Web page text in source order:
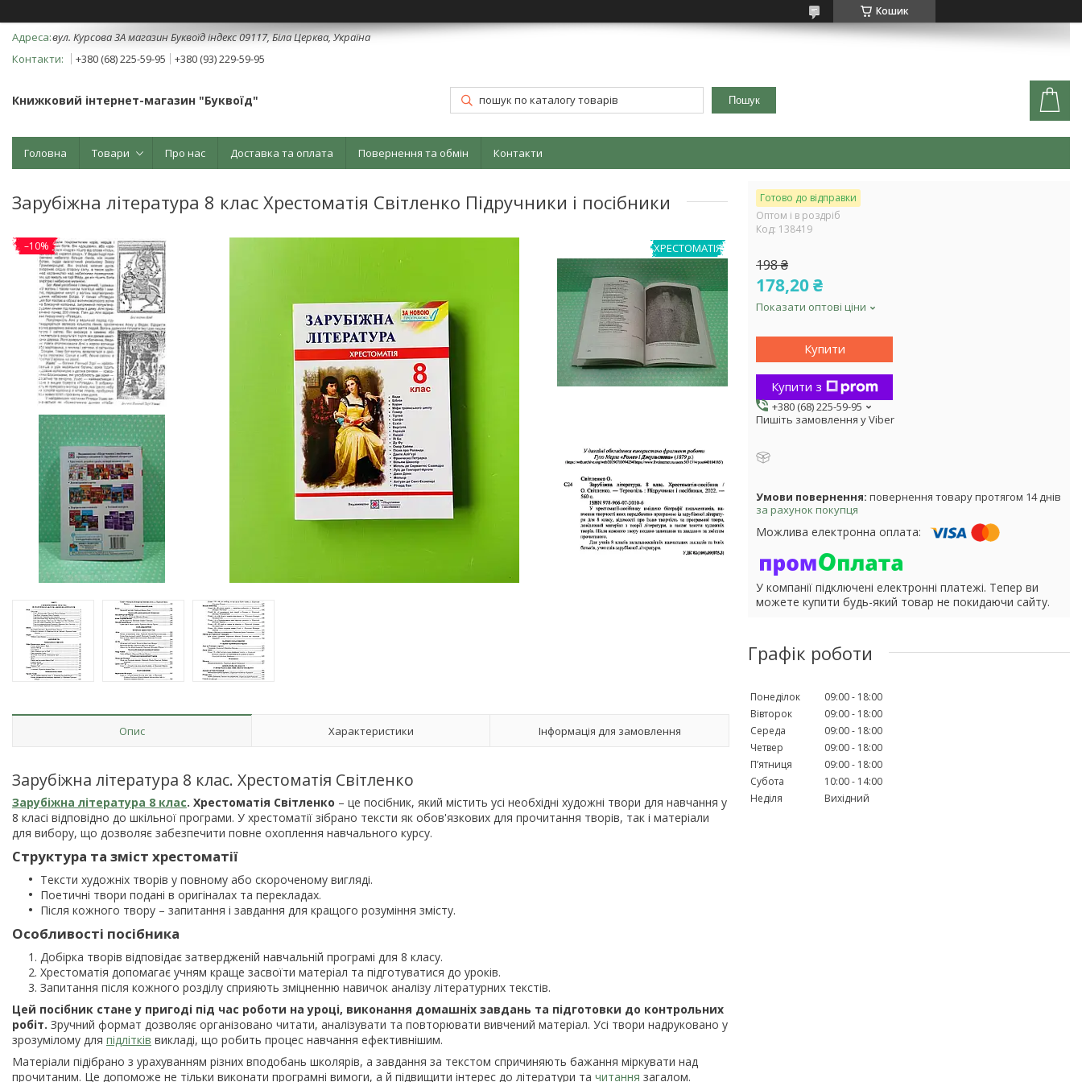
Кошик
вул. Курсова 3А магазин Буквоїд індекс 09117, Біла Церква, Україна
+380 (68) 225-59-95
+380 (93) 229-59-95
Книжковий інтернет-магазин "Буквоїд" Пошук
Головна Товари Про нас Доставка та оплата Повернення та обмін Контакти
Зарубіжна література 8 клас Хрестоматія Світленко Підручники і посібники
ХРЕСТОМАТІЯ
–10%
Опис Характеристики Інформація для замовлення
Зарубіжна література 8 клас. Хрестоматія Світленко
Зарубіжна література 8 клас. Хрестоматія Світленко – це посібник, який містить усі необхідні художні твори для навчання у
8 класі відповідно до шкільної програми. У хрестоматії зібрано тексти як обов'язкових для прочитання творів, так і матеріали
для вибору, що дозволяє забезпечити повне охоплення навчального курсу.
Структура та зміст хрестоматії
Тексти художніх творів у повному або скороченому вигляді.
Поетичні твори подані в оригіналах та перекладах.
Після кожного твору – запитання і завдання для кращого розуміння змісту.
Особливості посібника
Добірка творів відповідає затвердженій навчальній програмі для 8 класу.
Хрестоматія допомагає учням краще засвоїти матеріал та підготуватися до уроків.
Запитання після кожного розділу сприяють зміцненню навичок аналізу літературних текстів.
Цей посібник стане у пригоді під час роботи на уроці, виконання домашніх завдань та підготовки до контрольних
робіт. Зручний формат дозволяє організовано читати, аналізувати та повторювати вивчений матеріал. Усі твори надруковано у
зрозумілому для підлітків викладі, що робить процес навчання ефективнішим.
Матеріали підібрано з урахуванням різних вподобань школярів, а завдання за текстом спричиняють бажання міркувати над
прочитаним. Це допоможе не тільки виконати програмні вимоги, а й підвищити інтерес до літератури та читання загалом.
Готово до відправки
Оптом і в роздріб
Код: 138419
198 ₴
178,20 ₴
Показати оптові ціни
Купити
Купити з
+380 (68) 225-59-95
Пишіть замовлення у Viber
повернення товару протягом 14 днів
за рахунок покупця
У компанії підключені електронні платежі. Тепер ви
можете купити будь-який товар не покидаючи сайту.
Графік роботи
Понеділок 09:00
18:00
Вівторок
09:00
18:00
Середа
09:00
18:00
Четвер
09:00
18:00
Пʼятниця
09:00
18:00
Субота
10:00
14:00
Неділя
Вихідний